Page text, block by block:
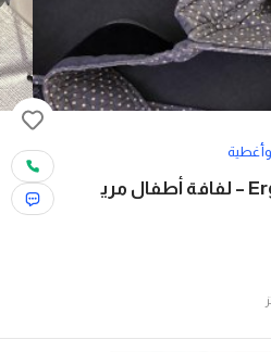
حاملة أطفال من Ergobaby – لفافة أطفال مري